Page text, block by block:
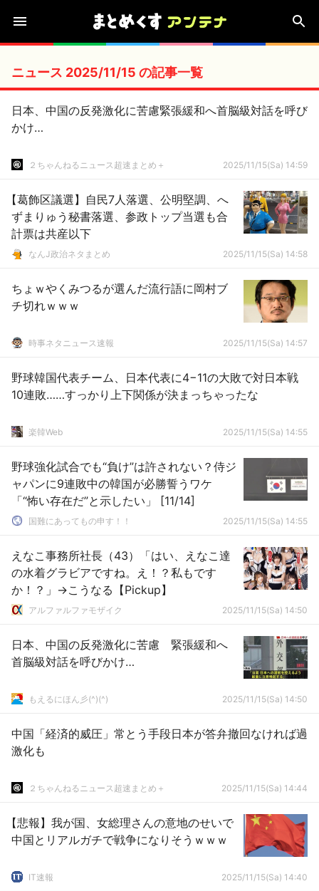
ニュース 2025/11/15 の記事一覧
日本、中国の反発激化に苦慮緊張緩和へ首脳級対話を呼び
かけ…
２ちゃんねるニュース超速まとめ＋ 2025/11/15(Sa) 14:59
【葛飾区議選】自民7人落選、公明堅調、へ
ずまりゅう秘書落選、参政トップ当選も合
計票は共産以下
なんJ政治ネタまとめ 2025/11/15(Sa) 14:58
ちょｗやくみつるが選んだ流行語に岡村ブ
チ切れｗｗｗ
時事ネタニュース速報 2025/11/15(Sa) 14:57
野球韓国代表チーム、日本代表に4−11の大敗で対日本戦
10連敗……すっかり上下関係が決まっちゃったな
楽韓Web 2025/11/15(Sa) 14:55
野球強化試合でも“負け”は許されない？侍ジ
ャパンに9連敗中の韓国が必勝誓うワケ
「“怖い存在だ”と示したい」 [11/14]
国難にあってもの申す！！ 2025/11/15(Sa) 14:55
えなこ事務所社長（43）「はい、えなこ達
の水着グラビアですね。え！？私もです
か！？」→こうなる【Pickup】
アルファルファモザイク 2025/11/15(Sa) 14:50
日本、中国の反発激化に苦慮 緊張緩和へ
首脳級対話を呼びかけ…
もえるにほん彡(^)(^) 2025/11/15(Sa) 14:50
中国「経済的威圧」常とう手段日本が答弁撤回なければ過
激化も
２ちゃんねるニュース超速まとめ＋ 2025/11/15(Sa) 14:44
【悲報】我が国、女総理さんの意地のせいで
中国とリアルガチで戦争になりそうｗｗｗ
IT速報 2025/11/15(Sa) 14:40